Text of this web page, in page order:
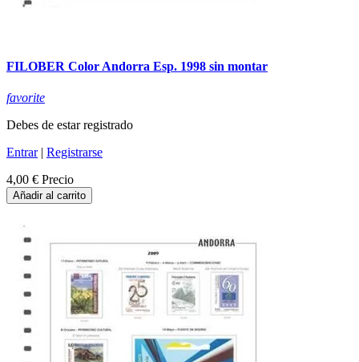
FILOBER Color Andorra Esp. 1998 sin montar
favorite
Debes de estar registrado
Entrar| Registrarse
4,00 € Precio
Añadir al carrito